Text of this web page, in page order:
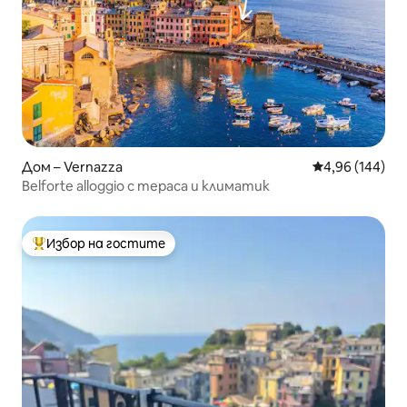
Дом – Vernazza Средна
4,96 (144)
Belforte alloggio с тераса и климатик
Най-популярен избор на гостите
Избор на гостите